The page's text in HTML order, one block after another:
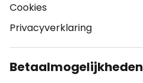
Cookies
Privacyverklaring
Betaalmogelijkheden